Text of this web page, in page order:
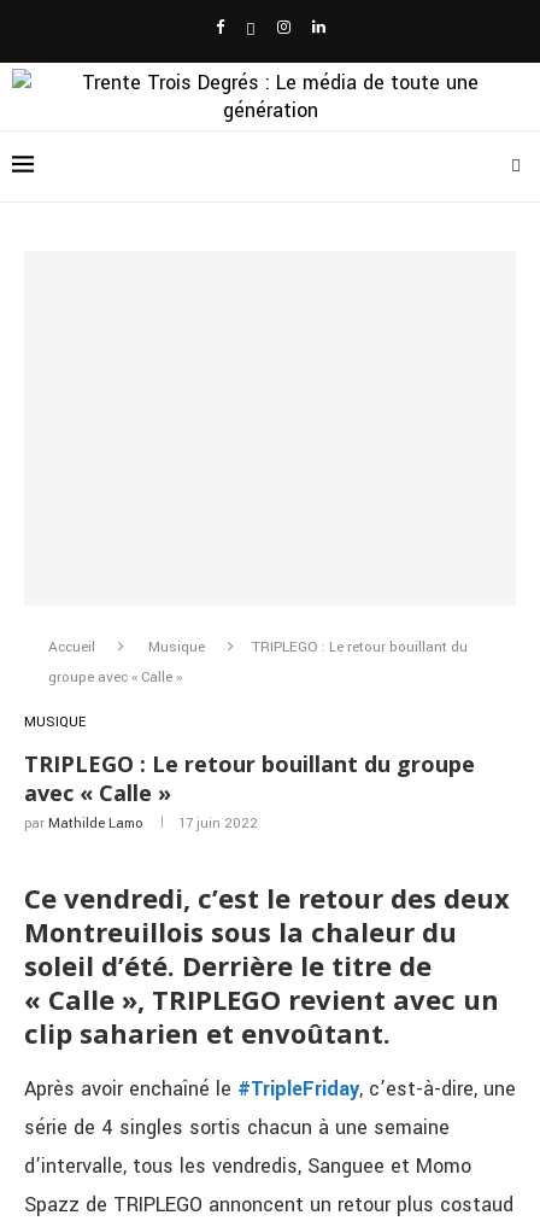
Accueil Musique
TRIPLEGO : Le retour bouillant du
groupe avec « Calle »
MUSIQUE
TRIPLEGO : Le retour bouillant du groupe
avec « Calle »
par Mathilde Lamo 17 juin 2022
Ce vendredi, c’est le retour des deux
Montreuillois sous la chaleur du
soleil d’été. Derrière le titre de
« Calle », TRIPLEGO revient avec un
clip saharien et envoûtant.
Après avoir enchaîné le #TripleFriday, c’est-à-dire, une
série de 4 singles sortis chacun à une semaine
d’intervalle, tous les vendredis, Sanguee et Momo
Spazz de TRIPLEGO annoncent un retour plus costaud